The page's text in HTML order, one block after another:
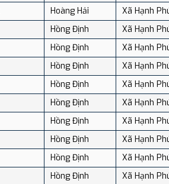
Hoàng Hải
Xã Hạnh
Hồng Định
Xã Hạnh
Hồng Định
Xã Hạnh
Hồng Định
Xã Hạnh
Hồng Định
Xã Hạnh
Hồng Định
Xã Hạnh
Hồng Định
Xã Hạnh
Hồng Định
Xã Hạnh
Hồng Định
Xã Hạnh
Hồng Định
Xã Hạnh